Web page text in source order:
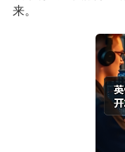
来。